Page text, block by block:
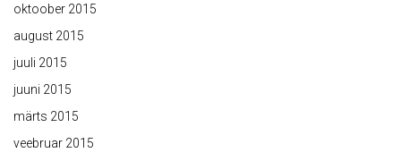
oktoober 2015
august 2015
juuli 2015
juuni 2015
märts 2015
veebruar 2015